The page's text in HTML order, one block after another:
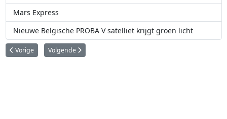
Mars Express
Nieuwe Belgische PROBA V satelliet krijgt groen licht
Vorig artikel: Tien jaar Proba-1: de mooiste foto's
Vorige Volgende artikel: Proba-2 filmt krachtige uitbarsting op de
Volgende